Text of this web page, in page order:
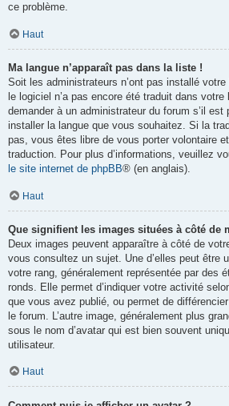
ce problème.
Haut
Ma langue n’apparaît pas dans la liste !
Soit les administrateurs n’ont pas installé
le logiciel n’a pas encore été traduit dans
demander à un administrateur du forum s’il est
installer la langue que vous souhaitez. Si la
pas, vous êtes libre de vous porter volontaire
traduction. Pour plus d’informations, veuillez
le site internet de phpBB® (en anglais).
Haut
Que signifient les images situées à côté de
Deux images peuvent apparaître à côté de
vous consultez un sujet. Une d’elles peut être
votre rang, généralement représentée par des
ronds. Elle permet d’indiquer votre activité
que vous avez publié, ou permet de
le forum. L’autre image, généralement plus
sous le nom d’avatar qui est bien souvent
utilisateur.
Haut